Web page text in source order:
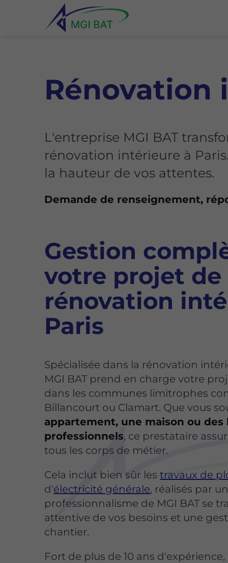
Rénovation
L'entreprise MGI BAT
rénovation intérieure à
la hauteur de vos attentes.
Demande de renseignement,
Gestion
votre projet de
rénovation
Paris
Spécialisée dans la rénovation
MGI BAT prend en charge votre
dans les communes limitrophes
Billancourt ou Clamart. Que vous
appartement, une maison ou des
professionnels, ce prestataire
tous les corps de métier.
Cela inclut bien sûr lestravaux de
d'électricité générale, réalisés par
professionnalisme de MGI BAT se
attentive de vos besoins et une
chantier.
Fort de plus de 10 ans